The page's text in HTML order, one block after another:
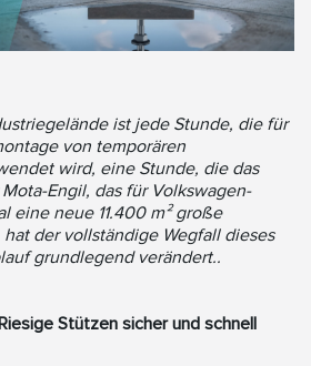
ist jede Stunde, die für
von temporären
wird, eine Stunde, die das
Engil, das für Volkswagen-
eine neue 11.400 m² große
der vollständige Wegfall dieses
grundlegend verändert..
Stützen sicher und schnell